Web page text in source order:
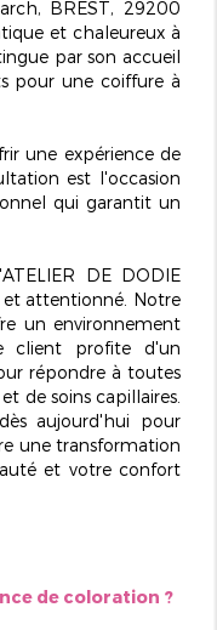
BREST, 29200
et chaleureux à
par son accueil
pour une coiffure à
une expérience de
est l'occasion
qui garantit un
DE DODIE
et attentionné. Notre
un environnement
client profite d'un
répondre à toutes
de soins capillaires.
aujourd'hui pour
une transformation
et votre confort
de coloration ?